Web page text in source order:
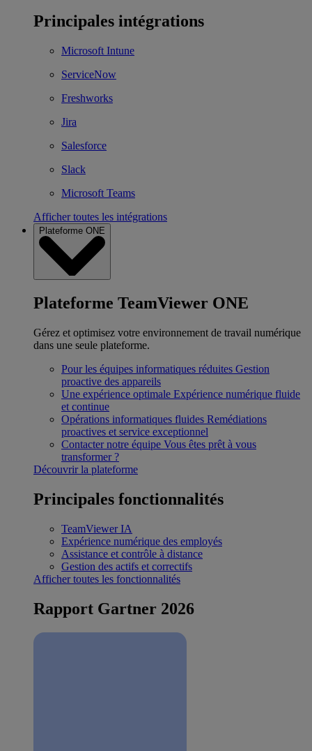
Principales intégrations
Microsoft Intune
ServiceNow
Freshworks
Jira
Salesforce
Slack
Microsoft Teams
Afficher toutes les intégrations
Plateforme ONE
Plateforme TeamViewer ONE
Gérez et optimisez votre environnement de travail numérique
dans une seule plateforme.
Pour les équipes informatiques réduites Gestion
proactive des appareils
Une expérience optimale Expérience numérique fluide
et continue
Opérations informatiques fluides Remédiations
proactives et service exceptionnel
Contacter notre équipe Vous êtes prêt à vous
transformer ?
Découvrir la plateforme
Principales fonctionnalités
TeamViewer IA
Expérience numérique des employés
Assistance et contrôle à distance
Gestion des actifs et correctifs
Afficher toutes les fonctionnalités
Rapport Gartner 2026